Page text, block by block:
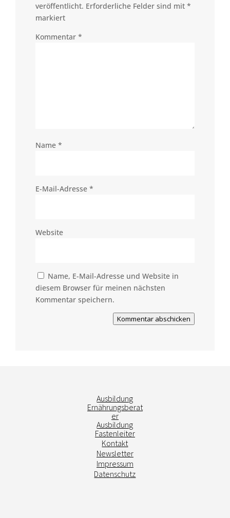
veröffentlicht. Erforderliche Felder sind mit *
markiert
Kommentar *
Name *
E-Mail-Adresse *
Website
Name, E-Mail-Adresse und Website in
diesem Browser für meinen nächsten
Kommentar speichern.
Kommentar abschicken
Ausbildung
Ernährungsberat
er
Ausbildung
Fastenleiter
Kontakt
Newsletter
Impressum
Datenschutz